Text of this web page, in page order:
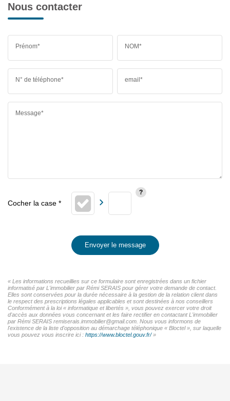
Nous contacter
Prénom* NOM*
N° de téléphone* email*
Message*
Envoyer le message
« Les informations recueillies sur ce formulaire sont enregistrées dans un fichier
informatisé par L'immobilier par Rémi SERAIS pour gérer votre demande de contact.
Elles sont conservées pour la durée nécessaire à la gestion de la relation client dans
le respect des prescriptions légales applicables et sont destinées à nos conseillers
Conformément à la loi « informatique et libertés », vous pouvez exercer votre droit
d'accès aux données vous concernant et les faire rectifier en contactant L'immobilier
par Rémi SERAIS remiserais.immobilier@gmail.com. Nous vous informons de
l'existence de la liste d'opposition au démarchage téléphonique « Bloctel », sur laquelle
vous pouvez vous inscrire ici : https://www.bloctel.gouv.fr/»